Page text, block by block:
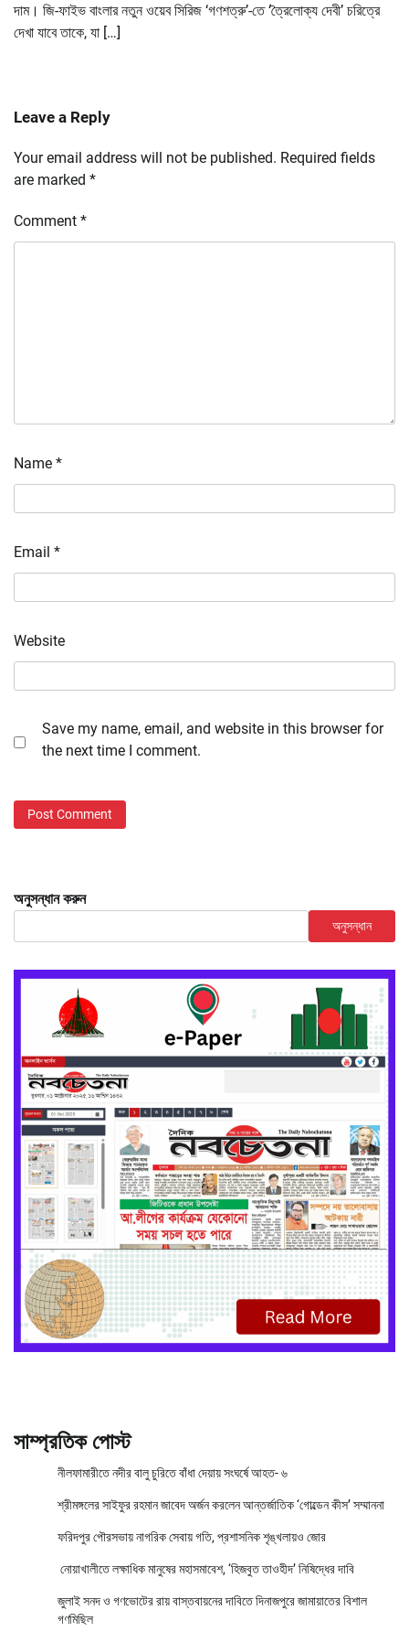
দাম। জি-ফাইভ বাংলার নতুন ওয়েব সিরিজ ‘গণশত্রু’-তে ‘ত্রৈলোক্য দেবী’ চরিত্রে
দেখা যাবে তাকে, যা […]
Leave a Reply
Your email address will not be published. Required fields
are marked *
Comment *
Name *
Email *
Website
Save my name, email, and website in this browser for
the next time I comment.
অনুসন্ধান করুন
অনুসন্ধান
সাম্প্রতিক পোস্ট
নীলফামারীতে নদীর বালু চুরিতে বাঁধা দেয়ায় সংঘর্ষে আহত- ৬
শ্রীমঙ্গলের সাইফুর রহমান জাবেদ অর্জন করলেন আন্তর্জাতিক ‘গোল্ডেন কীস’ সম্মাননা
ফরিদপুর পৌরসভায় নাগরিক সেবায় গতি, প্রশাসনিক শৃঙ্খলায়ও জোর
নোয়াখালীতে লক্ষাধিক মানুষের মহাসমাবেশ, ‘হিজবুত তাওহীদ’ নিষিদ্ধের দাবি
জুলাই সনদ ও গণভোটের রায় বাস্তবায়নের দাবিতে দিনাজপুরে জামায়াতের বিশাল
গণমিছিল